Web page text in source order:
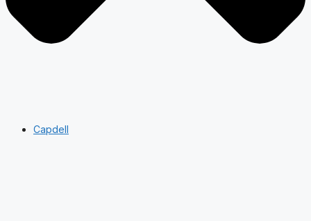
Capdell